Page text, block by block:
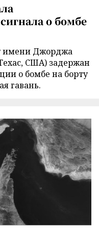
о бомбе
имени Джорджа
США) задержан
о бомбе на борту
гавань.